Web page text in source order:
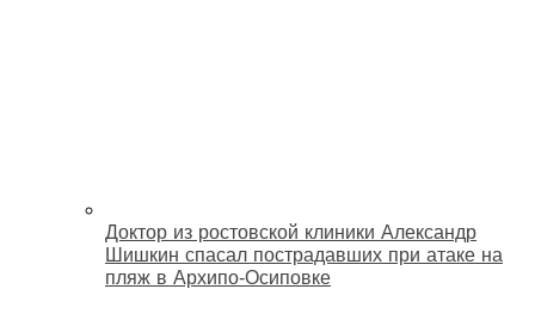
Доктор из ростовской клиники Александр
Шишкин спасал пострадавших при атаке на
пляж в Архипо‑Осиповке